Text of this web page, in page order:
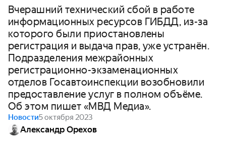
Вчерашний технический сбой в работе
информационных ресурсов ГИБДД, из-за
которого были приостановлены
регистрация и выдача прав, уже устранён.
Подразделения межрайонных
регистрационно-экзаменационных
отделов Госавтоинспекции возобновили
предоставление услуг в полном объёме.
Об этом пишет «МВД Медиа».
Новости5 октября 2023
Александр Орехов